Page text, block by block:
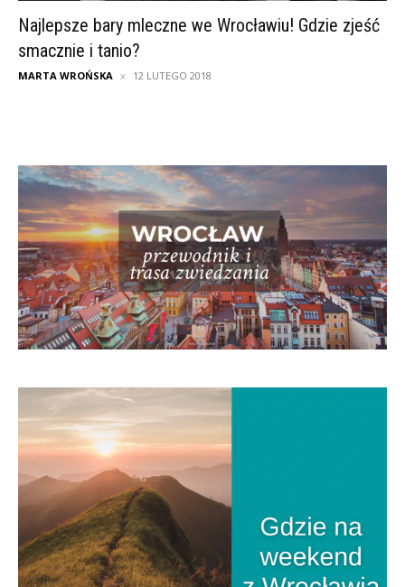
Najlepsze bary mleczne we Wrocławiu! Gdzie zjeść
smacznie i tanio?
MARTA WROŃSKA 12 LUTEGO 2018